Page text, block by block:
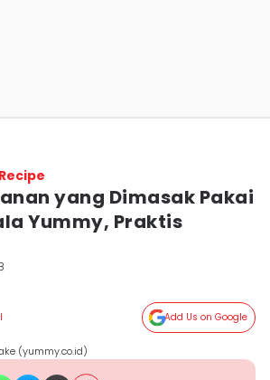
Recipe
yang Dimasak Pakai
Yummy, Praktis
Add Us on Google
(yummy.co.id)